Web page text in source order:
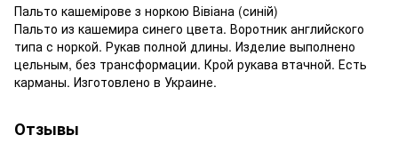
Пальто кашемірове з норкою Вівіана (синій)
Пальто из кашемира синего цвета. Воротник английского
типа с норкой. Рукав полной длины. Изделие выполнено
цельным, без трансформации. Крой рукава втачной. Есть
карманы. Изготовлено в Украине.
Отзывы